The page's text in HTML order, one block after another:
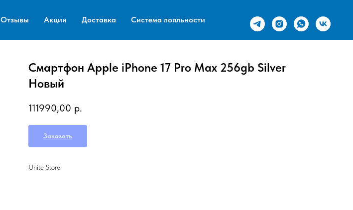
Отзывы Акции Доставка Система лояльности
Смартфон Apple iPhone 17 Pro Max 256gb Silver
Новый
111990,00 р.
Заказать
Unite Store